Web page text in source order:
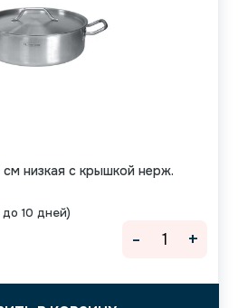
10 дней)
см низкая с крышкой нерж.
- +